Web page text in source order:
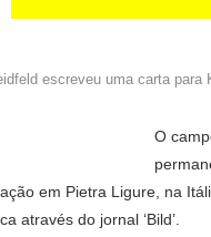
escreveu uma carta
O
em Pietra Ligure, na
através do jornal ‘Bild’.